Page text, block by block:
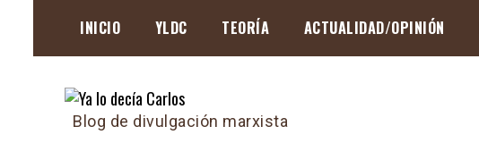
content
INICIO YLDC TEORÍA ACTUALIDAD/OPINIÓN
Blog de divulgación marxista